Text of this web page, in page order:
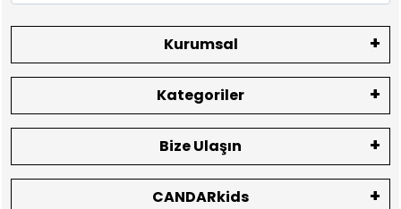
Kurumsal
Kategoriler
Bize Ulaşın
CANDARkids